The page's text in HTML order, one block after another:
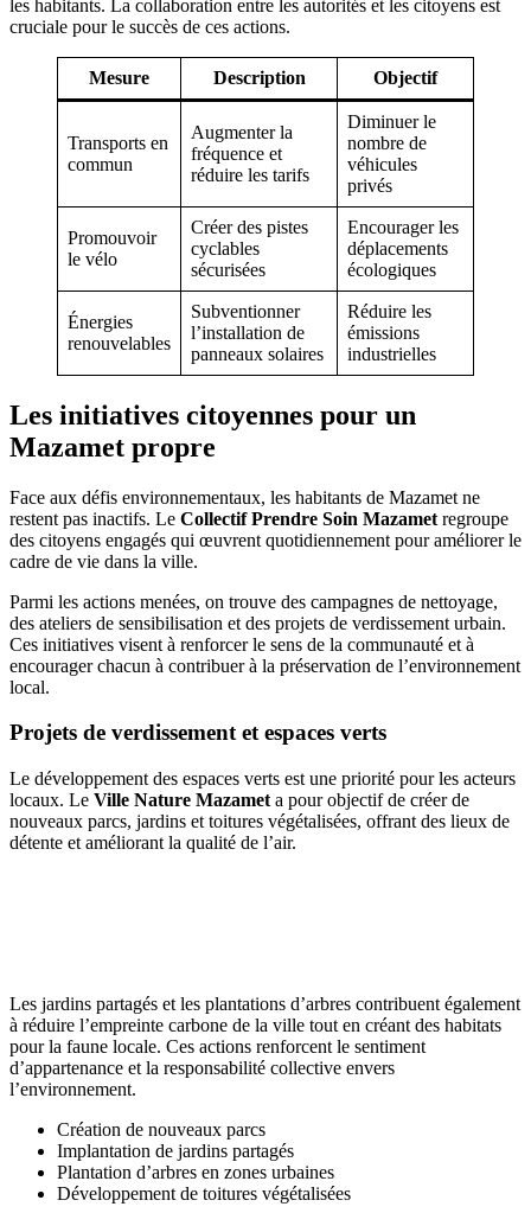
les habitants. La collaboration entre les autorités et les citoyens est
cruciale pour le succès de ces actions.
Mesure Description Objectif
Transports en
commun
Augmenter la
fréquence et
réduire les tarifs
Diminuer le
nombre de
véhicules
privés
Promouvoir
le vélo
Créer des pistes
cyclables
sécurisées
Encourager les
déplacements
écologiques
Énergies
renouvelables
Subventionner
l’installation de
panneaux solaires
Réduire les
émissions
industrielles
Les initiatives citoyennes pour un
Mazamet propre
Face aux défis environnementaux, les habitants de Mazamet ne
restent pas inactifs. Le Collectif Prendre Soin Mazamet regroupe
des citoyens engagés qui œuvrent quotidiennement pour améliorer le
cadre de vie dans la ville.
Parmi les actions menées, on trouve des campagnes de nettoyage,
des ateliers de sensibilisation et des projets de verdissement urbain.
Ces initiatives visent à renforcer le sens de la communauté et à
encourager chacun à contribuer à la préservation de l’environnement
local.
Projets de verdissement et espaces verts
Le développement des espaces verts est une priorité pour les acteurs
locaux. Le Ville Nature Mazamet a pour objectif de créer de
nouveaux parcs, jardins et toitures végétalisées, offrant des lieux de
détente et améliorant la qualité de l’air.
Les jardins partagés et les plantations d’arbres contribuent également
à réduire l’empreinte carbone de la ville tout en créant des habitats
pour la faune locale. Ces actions renforcent le sentiment
d’appartenance et la responsabilité collective envers
l’environnement.
Création de nouveaux parcs
Implantation de jardins partagés
Plantation d’arbres en zones urbaines
Développement de toitures végétalisées